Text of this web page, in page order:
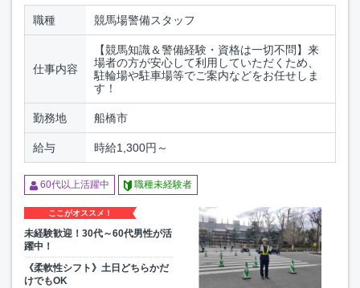
職種 競馬場警備スタッフ
仕事内容
【競馬知識＆警備経験・資格は一切不問】来
場者の方が安心して利用していただくため、
駐輪場や駐車場等でご案内などをお任せしま
す！
勤務地 船橋市
給与 時給1,300円～
60代以上活躍中 職種未経験者
ここがオススメ！
未経験歓迎！30代～60代男性が活
躍中！
《柔軟性シフト》土日どちらかだ
けでもOK